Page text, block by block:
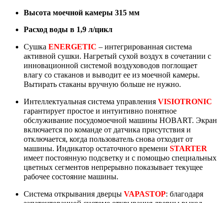
Высота моечной камеры 315 мм
Расход воды в 1,9 л/цикл
Сушка ENERGETIC – интегрированная система
активной сушки. Нагретый сухой воздух в сочетании с
инновационной системой воздуховодов поглощает
влагу со стаканов и выводит ее из моечной камеры.
Вытирать стаканы вручную больше не нужно.
Интеллектуальная система управления VISIOTRONIC
гарантирует простое и интуитивно понятное
обслуживание посудомоечной машины HOBART. Экран
включается по команде от датчика присутствия и
отключается, когда пользователь снова отходит от
машины. Индикатор остаточного времени STARTER
имеет постоянную подсветку и с помощью специальных
цветных сегментов непрерывно показывает текущее
рабочее состояние машины.
Система открывания дверцы VAPASTOP: благодаря